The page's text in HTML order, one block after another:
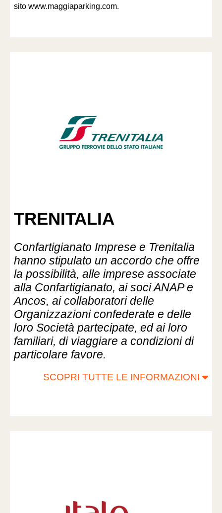
sitowww.maggiaparking.com.
TRENITALIA
Confartigianato Imprese e Trenitalia
hanno stipulato un accordo che offre
la possibilità, alle imprese associate
alla Confartigianato, ai soci ANAP e
Ancos, ai collaboratori delle
Organizzazioni confederate e delle
loro Società partecipate, ed ai loro
familiari, di viaggiare a condizioni di
particolare favore.
SCOPRI TUTTE LE INFORMAZIONI